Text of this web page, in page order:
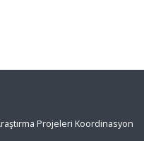
Projeleri Koordinasyon